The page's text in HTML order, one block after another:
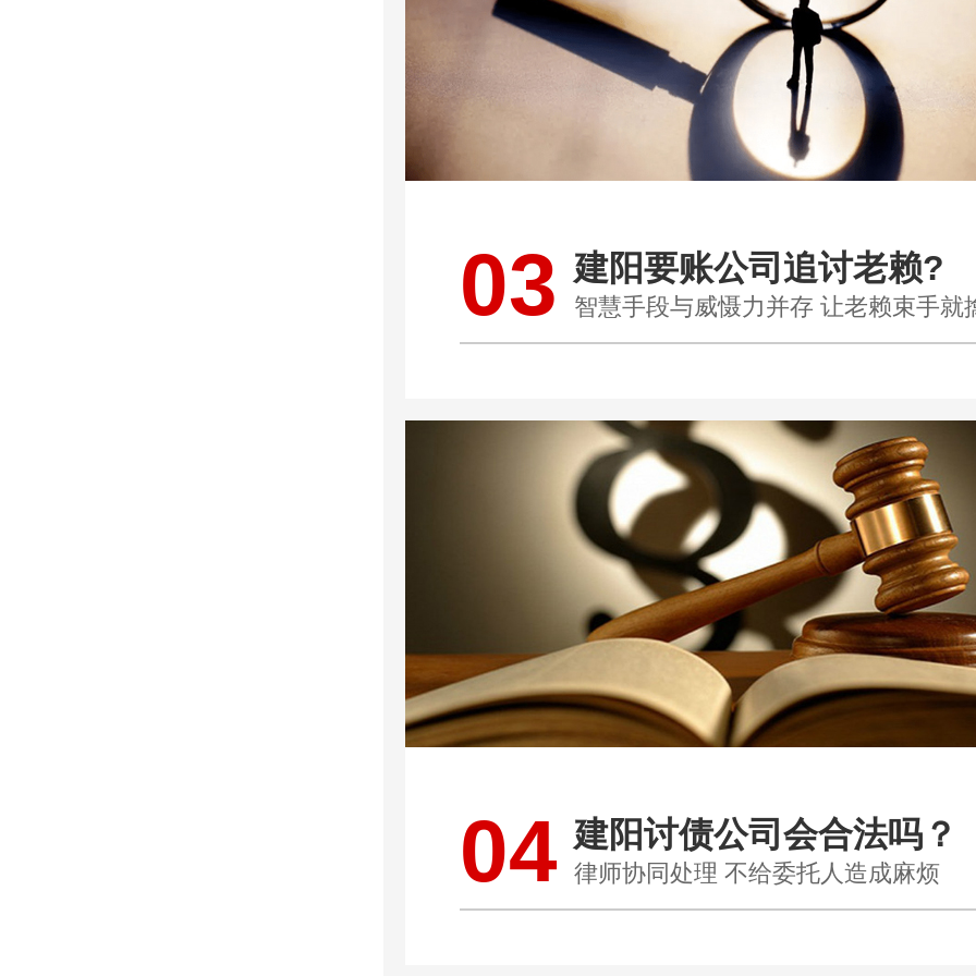
03 建阳要账公司追讨老赖?
智慧手段与威慑力并存 让老赖束手就
04 建阳讨债公司会合法吗？
律师协同处理 不给委托人造成麻烦